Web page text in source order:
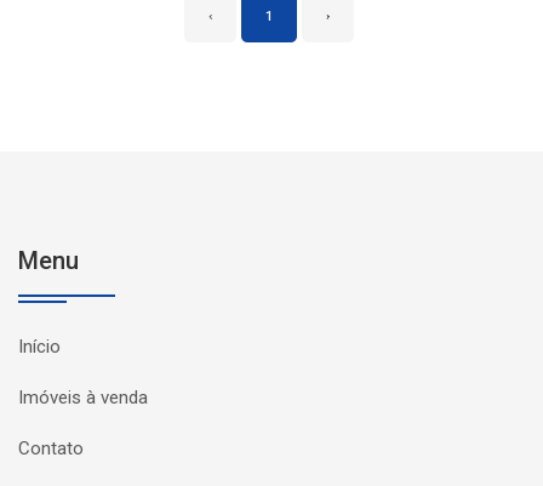
‹ 1 ›
Menu
Início
Imóveis à venda
Contato